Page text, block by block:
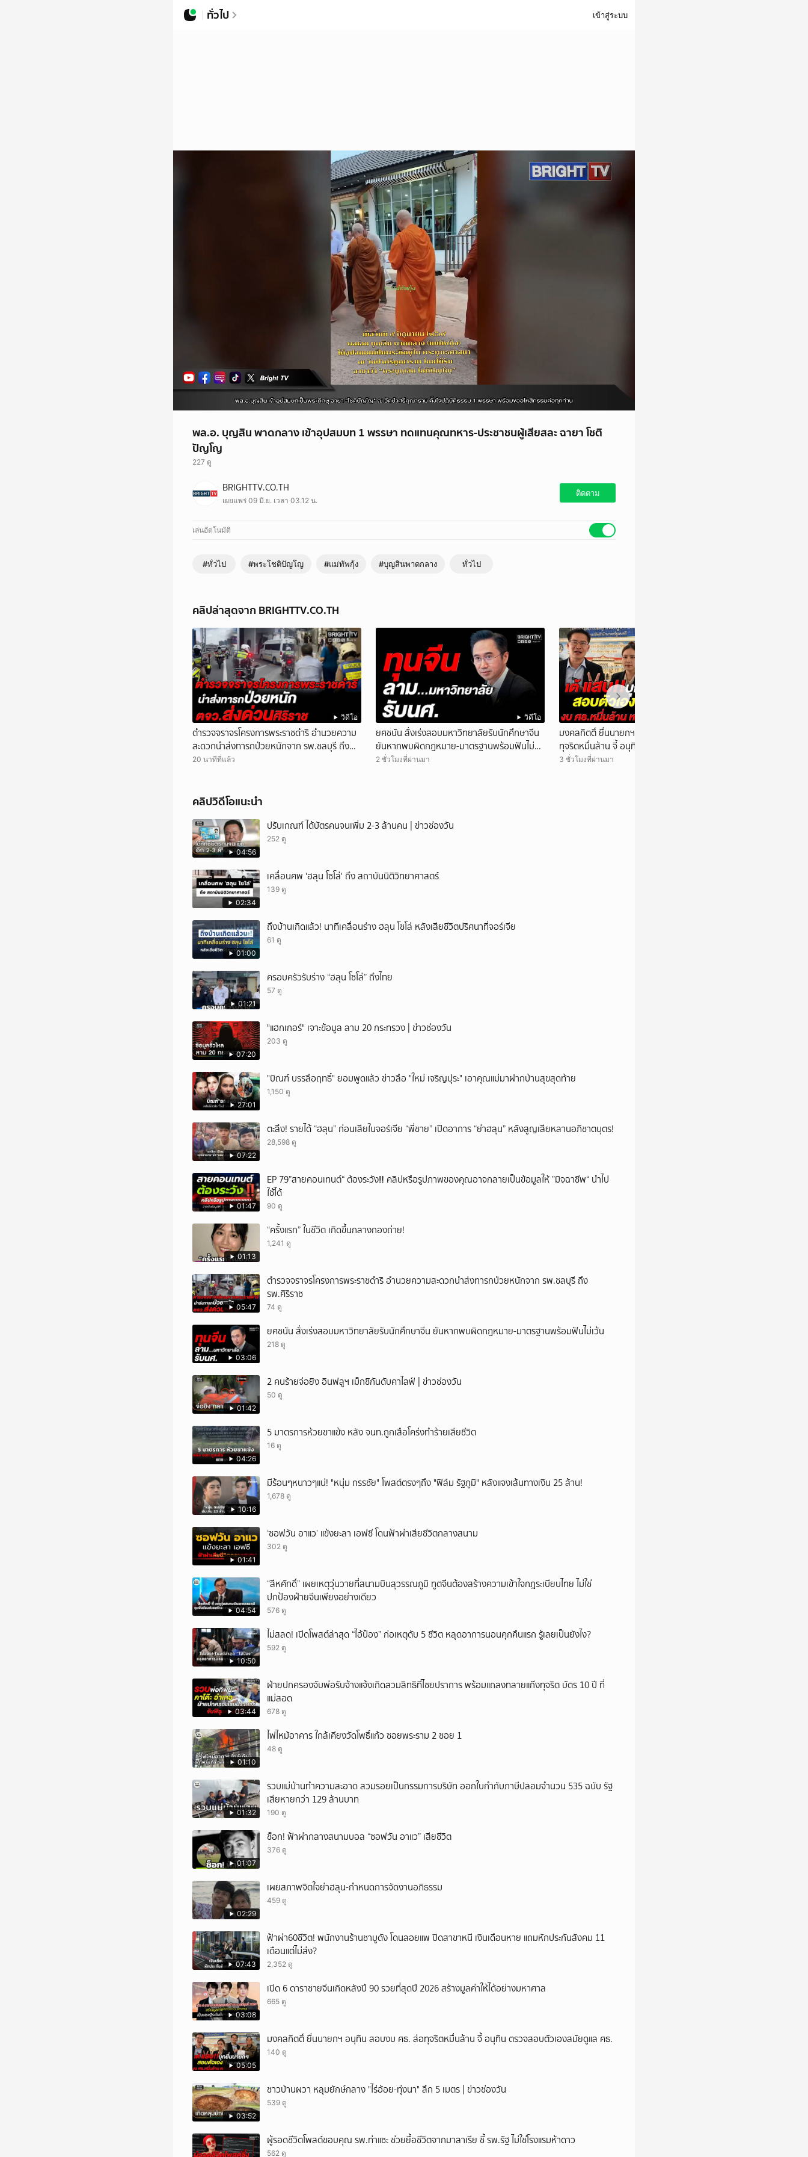
ทั่วไป เข้าสู่ระบบ
พล.อ. บุญสิน พาดกลาง เข้าอุปสมบท 1 พรรษา ทดแทนคุณทหาร-ประชาชนผู้เสียสละ ฉายา โชติ
ปัญโญ
227 ดู
BRIGHTTV.CO.TH
เผยแพร่ 09 มิ.ย. เวลา 03.12 น.
ติดตาม
เล่นอัตโนมัติ
#ทั่วไป #พระโชติปัญโญ #แม่ทัพกุ้ง #บุญสินพาดกลาง ทั่วไป
คลิปล่าสุดจาก BRIGHTTV.CO.TH
วิดีโอ
ตำรวจจราจรโครงการพระราชดำริ อำนวยความ
สะดวกนำส่งทารกป่วยหนักจาก รพ.ชลบุรี ถึง
รพ.ศิริราช
20 นาทีที่แล้ว
วิดีโอ
ยศชนัน สั่งเร่งสอบมหาวิทยาลัยรับนักศึกษาจีน
ยันหากพบผิดกฎหมาย-มาตรฐานพร้อมฟันไม่
เว้น
2 ชั่วโมงที่ผ่านมา
มงคลกิตติ์ ยื่นนายกฯ อนุทิน สอบงบ ศธ. ส่อ
ทุจริตหมื่นล้าน จี้ อนุทิน ตรวจสอบตัวเองสมัย
ดูแล ศธ.
3 ชั่วโมงที่ผ่านมา
คลิปวิดีโอแนะนำ
04:56
ปรับเกณฑ์ ได้บัตรคนจนเพิ่ม 2-3 ล้านคน | ข่าวช่องวัน
252 ดู
02:34
เคลื่อนศพ 'ฮลุน โซโล่' ถึง สถาบันนิติวิทยาศาสตร์
139 ดู
01:00
ถึงบ้านเกิดแล้ว! นาทีเคลื่อนร่าง ฮลุน โซโล่ หลังเสียชีวิตปริศนาที่จอร์เจีย
61 ดู
01:21
ครอบครัวรับร่าง “ฮลุน โซโล่” ถึงไทย
57 ดู
07:20
"แฮกเกอร์" เจาะข้อมูล ลาม 20 กระทรวง | ข่าวช่องวัน
203 ดู
27:01
"บิณฑ์ บรรลือฤทธิ์" ยอมพูดแล้ว ข่าวลือ "ใหม่ เจริญปุระ" เอาคุณแม่มาฝากบ้านสุขสุดท้าย
1,150 ดู
07:22
ตะลึง! รายได้ “ฮลุน” ก่อนเสียในจอร์เจีย “พี่ชาย” เปิดอาการ “ย่าฮลุน” หลังสูญเสียหลานอภิชาตบุตร!
28,598 ดู
01:47
EP 79”สายคอนเทนต์“ ต้องระวัง‼️ คลิปหรือรูปภาพของคุณอาจกลายเป็นข้อมูลให้ ”มิจฉาชีพ“ นำไป
ใช้ได้
90 ดู
01:13
“ครั้งแรก” ในชีวิต เกิดขึ้นกลางกองถ่าย!
1,241 ดู
05:47
ตำรวจจราจรโครงการพระราชดำริ อำนวยความสะดวกนำส่งทารกป่วยหนักจาก รพ.ชลบุรี ถึง
รพ.ศิริราช
74 ดู
03:06
ยศชนัน สั่งเร่งสอบมหาวิทยาลัยรับนักศึกษาจีน ยันหากพบผิดกฎหมาย-มาตรฐานพร้อมฟันไม่เว้น
218 ดู
01:42
2 คนร้ายจ่อยิง อินฟลูฯ เม็กซิกันดับคาไลฟ์ | ข่าวช่องวัน
50 ดู
04:26
5 มาตรการห้วยขาแข้ง หลัง จนท.ถูกเสือโคร่งทำร้ายเสียชีวิต
16 ดู
10:16
มีร้อนๆหนาวๆแน่! "หนุ่ม กรรชัย" โพสต์ตรงๆถึง "ฟิล์ม รัฐภูมิ" หลังแจงเส้นทางเงิน 25 ล้าน!
1,678 ดู
01:41
‘ซอฟวัน อาแว’ แข้งยะลา เอฟซี โดนฟ้าผ่าเสียชีวิตกลางสนาม
302 ดู
04:54
“สีหศักดิ์” เผยเหตุวุ่นวายที่สนามบินสุวรรณภูมิ ทูตจีนต้องสร้างความเข้าใจกฎระเบียบไทย ไม่ใช่
ปกป้องฝ่ายจีนเพียงอย่างเดียว
576 ดู
10:50
ไม่สลด! เปิดโพสต์ล่าสุด “ไอ้ป๋อง” ก่อเหตุดับ 5 ชีวิต หลุดอาการนอนคุกคืนแรก รู้เลยเป็นยังไง?
592 ดู
03:44
ฝ่ายปกครองจับพ่อรับจ้างแจ้งเกิดสวมสิทธิที่ไชยปราการ พร้อมแถลงทลายแก๊งทุจริต บัตร 10 ปี ที่
แม่สอด
678 ดู
01:10
ไฟไหม้อาคาร ใกล้เคียงวัดโพธิ์แก้ว ซอยพระราม 2 ซอย 1
48 ดู
01:32
รวบแม่บ้านทำความสะอาด สวมรอยเป็นกรรมการบริษัท ออกใบกำกับภาษีปลอมจำนวน 535 ฉบับ รัฐ
เสียหายกว่า 129 ล้านบาท
190 ดู
01:07
ช็อก! ฟ้าผ่ากลางสนามบอล “ซอฟวัน อาแว” เสียชีวิต
376 ดู
02:29
เผยสภาพจิตใจย่าฮลุน-กำหนดการจัดงานอภิธรรม
459 ดู
07:43
ฟ้าผ่า60ชีวิต! พนักงานร้านชาบูดัง โดนลอยแพ ปิดสาขาหนี เงินเดือนหาย แถมหักประกันสังคม 11
เดือนแต่ไม่ส่ง?
2,352 ดู
03:08
เปิด 6 ดาราชายจีนเกิดหลังปี 90 รวยที่สุดปี 2026 สร้างมูลค่าให้ได้อย่างมหาศาล
665 ดู
05:05
มงคลกิตติ์ ยื่นนายกฯ อนุทิน สอบงบ ศธ. ส่อทุจริตหมื่นล้าน จี้ อนุทิน ตรวจสอบตัวเองสมัยดูแล ศธ.
140 ดู
03:52
ชาวบ้านผวา หลุมยักษ์กลาง "ไร่อ้อย-ทุ่งนา" ลึก 5 เมตร | ข่าวช่องวัน
539 ดู
ผู้รอดชีวิตโพสต์ขอบคุณ รพ.ท่าแซะ ช่วยยื้อชีวิตจากมาลาเรีย ชี้ รพ.รัฐ ไม่ใช่โรงแรมห้าดาว
562 ดู